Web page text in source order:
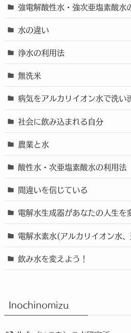
強電解酸性水・強次亜塩素酸水
水の違い
浄水の利用法
無洗米
病気をアルカリイオン水で洗い
社会に飲み込まれる自分
農業と水
酸性水・次亜塩素酸水の利用法
間違いを信じている
電解水生成器があなたの人生を
電解水素水(アルカリイオン水
飲み水を変えよう！
Inochinomizu